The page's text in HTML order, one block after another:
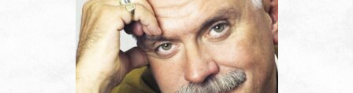
мероприятии можно скачатьздесь.
2020.10.30 Открыта продажа билетов на фестиваль!
Ток-шоу доступны к просмотру из любой точки мира
(показ аниме доступен только в России). Подробности